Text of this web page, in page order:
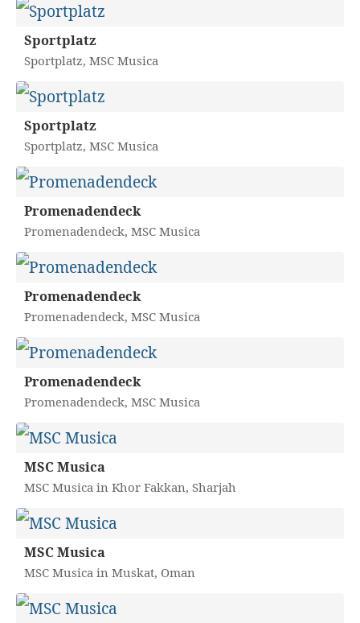
Sportplatz
Sportplatz, MSC Musica
Sportplatz
Sportplatz, MSC Musica
Promenadendeck
Promenadendeck, MSC Musica
Promenadendeck
Promenadendeck, MSC Musica
Promenadendeck
Promenadendeck, MSC Musica
MSC Musica
MSC Musica in Khor Fakkan, Sharjah
MSC Musica
MSC Musica in Muskat, Oman